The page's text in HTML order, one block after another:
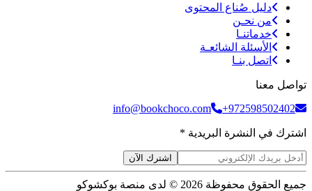
دليل صُناع المحتوى
من نحـن
خدماتنـا
الأسئلة الشائعـة
اتصل بنـا
تواصل معنا
info@bookchoco.com
+972598502402
اشترك في النشرة البريدية *
اشترك الآن
جميع الحقوق محفوظة 2026 © لدى منصة بوكشوكو